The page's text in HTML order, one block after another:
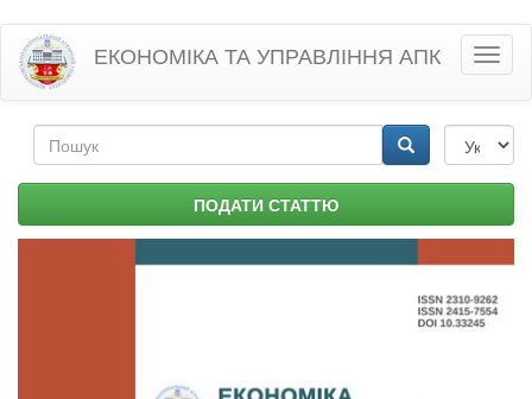
Перейти
основного
матеріалу
ЕКОНОМІКА ТА УПРАВЛІННЯ АПК
Пошукова
форма ПОДАТИ СТАТТЮ